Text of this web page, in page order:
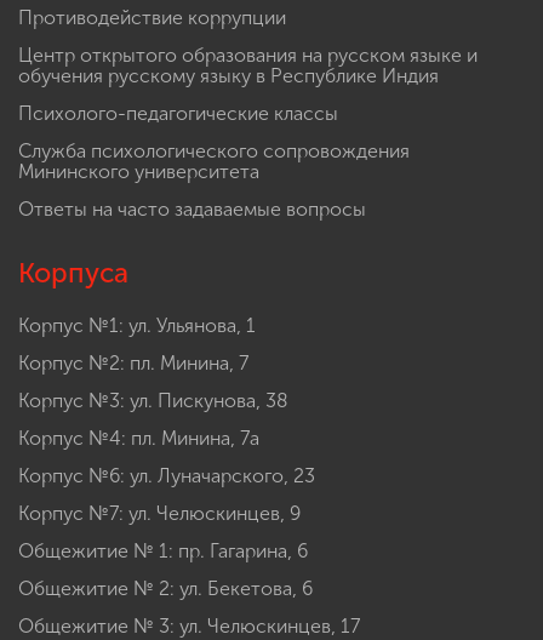
Противодействие коррупции
Центр открытого образования на русском языке и
обучения русскому языку в Республике Индия
Психолого-педагогические классы
Служба психологического сопровождения
Мининского университета
Ответы на часто задаваемые вопросы
Корпуса
Корпус №1: ул. Ульянова, 1
Корпус №2: пл. Минина, 7
Корпус №3: ул. Пискунова, 38
Корпус №4: пл. Минина, 7а
Корпус №6: ул. Луначарского, 23
Корпус №7: ул. Челюскинцев, 9
Общежитие № 1: пр. Гагарина, 6
Общежитие № 2: ул. Бекетова, 6
Общежитие № 3: ул. Челюскинцев, 17